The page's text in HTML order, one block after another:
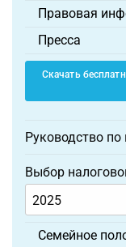
Правовая
Пресса
Скачать
Руководство по
Выбор
Семейное